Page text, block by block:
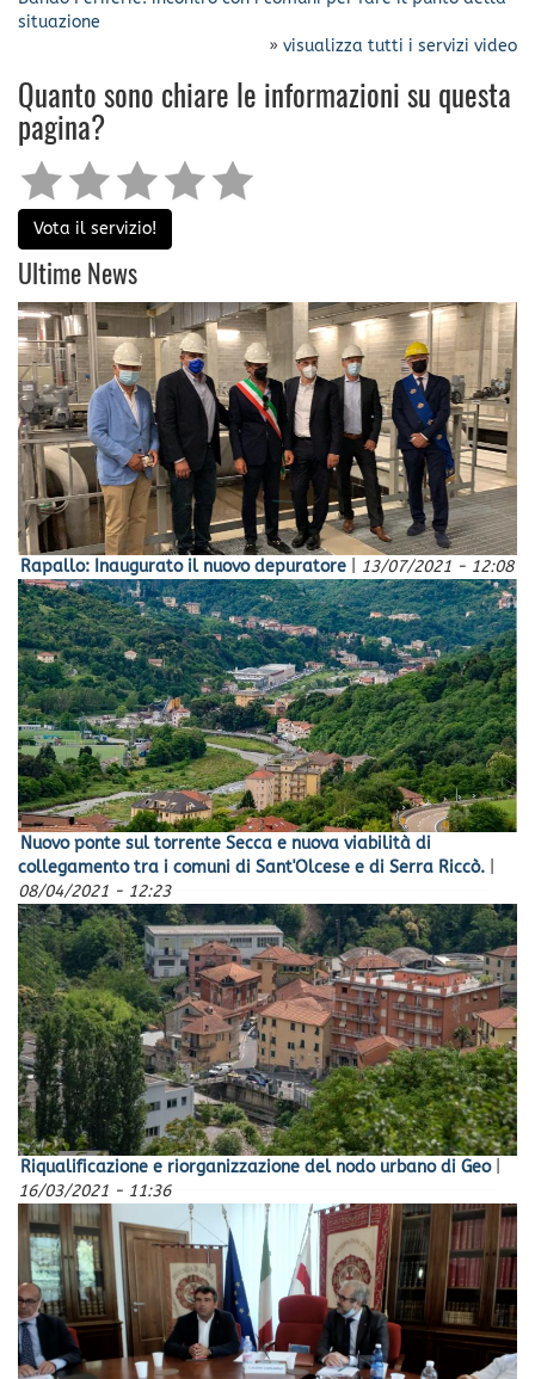
situazione
» visualizza tutti i servizi video
Quanto sono chiare le informazioni su questa
pagina?
Vota il servizio!
Ultime News
Rapallo: Inaugurato il nuovo depuratore 13/07/2021 - 12:08
Nuovo ponte sul torrente Secca e nuova viabilità di
collegamento tra i comuni di Sant'Olcese e di Serra Riccò.
08/04/2021 - 12:23
Riqualificazione e riorganizzazione del nodo urbano di Geo
16/03/2021 - 11:36